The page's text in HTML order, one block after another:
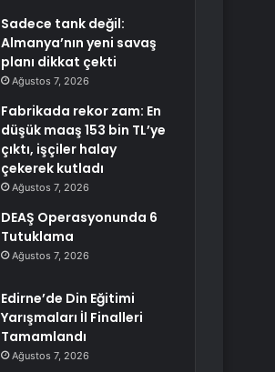
Sadece tank değil:
Almanya’nın yeni savaş
planı dikkat çekti
Ağustos 7, 2026
Fabrikada rekor zam: En
düşük maaş 153 bin TL’ye
çıktı, işçiler halay
çekerek kutladı
Ağustos 7, 2026
DEAŞ Operasyonunda 6
Tutuklama
Ağustos 7, 2026
Edirne’de Din Eğitimi
Yarışmaları İl Finalleri
Tamamlandı
Ağustos 7, 2026